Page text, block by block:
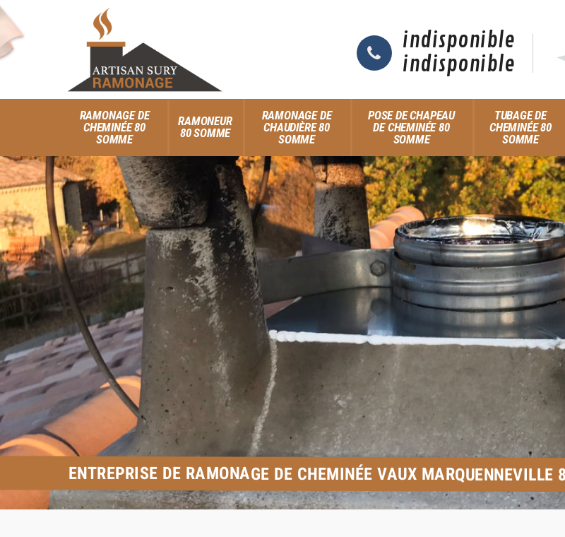
indisponible
indisponible
RAMONAGE DE
CHEMINÉE 80
SOMME
RAMONEUR
80 SOMME
RAMONAGE DE
CHAUDIÈRE 80
SOMME
POSE DE CHAPEAU
DE CHEMINÉE 80
SOMME
TUBAGE DE
CHEMINÉE 80
SOMME
ENTREPRISE DE RAMONAGE DE CHEMINÉE VAUX MARQUENNEVILLE